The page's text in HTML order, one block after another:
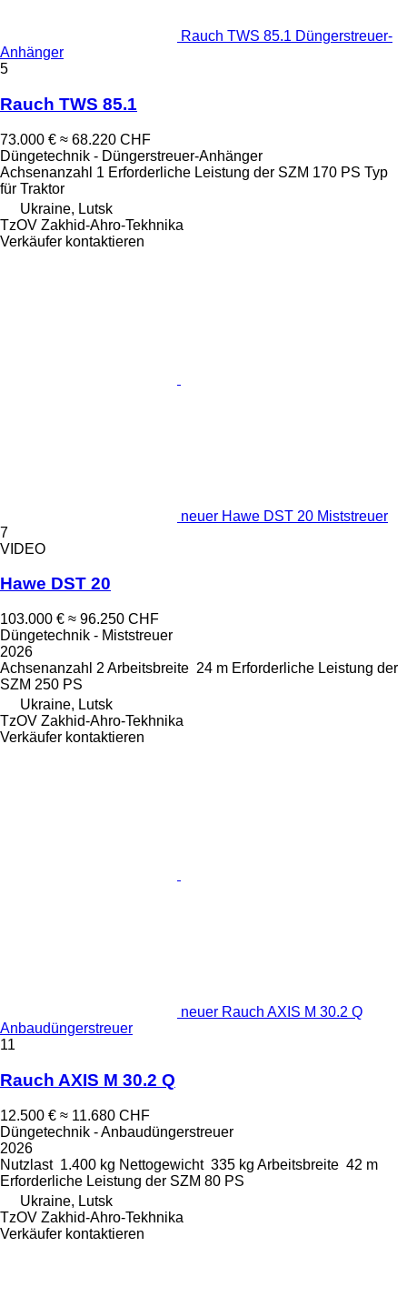
Rauch TWS 85.1 Düngerstreuer-
Anhänger
5
Rauch TWS 85.1
73.000 € ≈ 68.220 CHF
Düngetechnik - Düngerstreuer-Anhänger
Achsenanzahl 1 Erforderliche Leistung der SZM 170 PS Typ
für Traktor
Ukraine, Lutsk
TzOV Zakhid-Ahro-Tekhnika
Verkäufer kontaktieren
neuer Hawe DST 20 Miststreuer
7
VIDEO
Hawe DST 20
103.000 € ≈ 96.250 CHF
Düngetechnik - Miststreuer
2026
Achsenanzahl 2 Arbeitsbreite 24 m Erforderliche Leistung der
SZM 250 PS
Ukraine, Lutsk
TzOV Zakhid-Ahro-Tekhnika
Verkäufer kontaktieren
neuer Rauch AXIS M 30.2 Q
Anbaudüngerstreuer
11
Rauch AXIS M 30.2 Q
12.500 € ≈ 11.680 CHF
Düngetechnik - Anbaudüngerstreuer
2026
Nutzlast 1.400 kg Nettogewicht 335 kg Arbeitsbreite 42 m
Erforderliche Leistung der SZM 80 PS
Ukraine, Lutsk
TzOV Zakhid-Ahro-Tekhnika
Verkäufer kontaktieren